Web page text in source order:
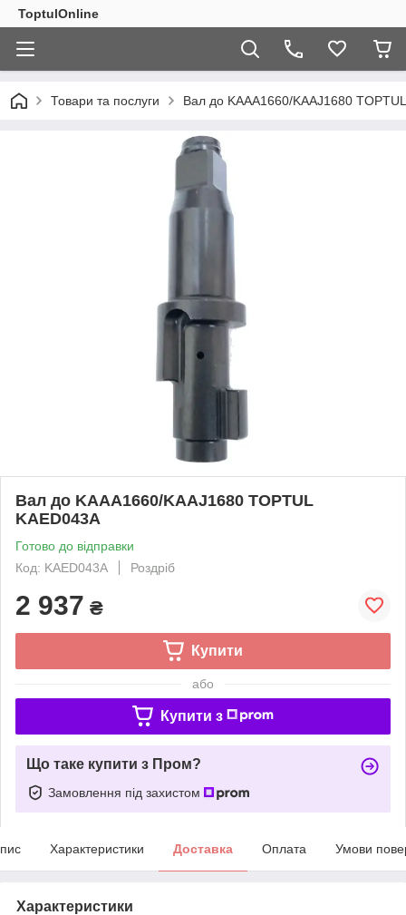
ToptulOnline
Товари та послуги Вал до KAAA1660/KAAJ1680
Вал до KAAA1660/KAAJ1680 TOPTUL
KAED043A
Готово до відправки
Код: KAED043A
Роздріб
2 937 ₴
Купити
або
Купити з
Що таке купити з Пром?
Замовлення під захистом
Характеристики Доставка Оплата Умови
Характеристики